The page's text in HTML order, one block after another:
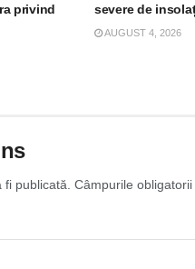
privind
severe de
AUGUST 4, 2026
publicată. Câmpurile